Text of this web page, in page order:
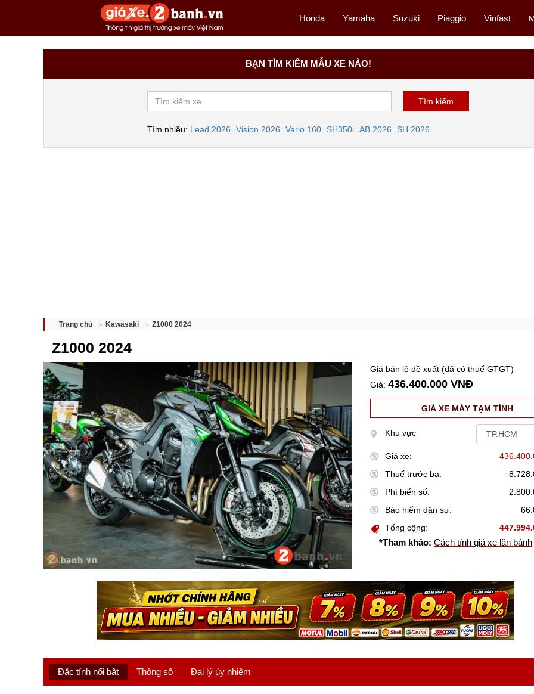
Honda Yamaha Suzuki Piaggio Vinfast
BẠN TÌM KIẾM MẪU XE NÀO!
Tìm nhiều: Lead 2026 Vision 2026 Vario 160 SH350i AB 2026 SH 2026
Trang chủ Kawasaki Z1000 2024
Z1000 2024
Giá bán lẻ đề xuất (đã có thuế GTGT)
Giá:436.400.000 VNĐ
GIÁ XE MÁY TẠM TÍNH
Khu vực
Giá xe:
Thuế trước bạ:
Phí biển số:
Bảo hiểm dân sự:
Tổng cộng:
*Tham khảo: Cách tính giá xe lăn bánh
Đặc tính nổi bật Thông số Đại lý ủy nhiệm